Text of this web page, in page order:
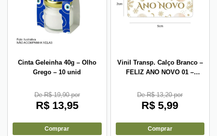
Cinta Geleinha 40g – Olho
Grego – 10 unid
De R$ 19,90 por
R$13,95
Comprar
Vinil Transp. Calço Branco –
FELIZ ANO NOVO 01 –
De R$ 13,20 por
R$ 5,99
Comprar